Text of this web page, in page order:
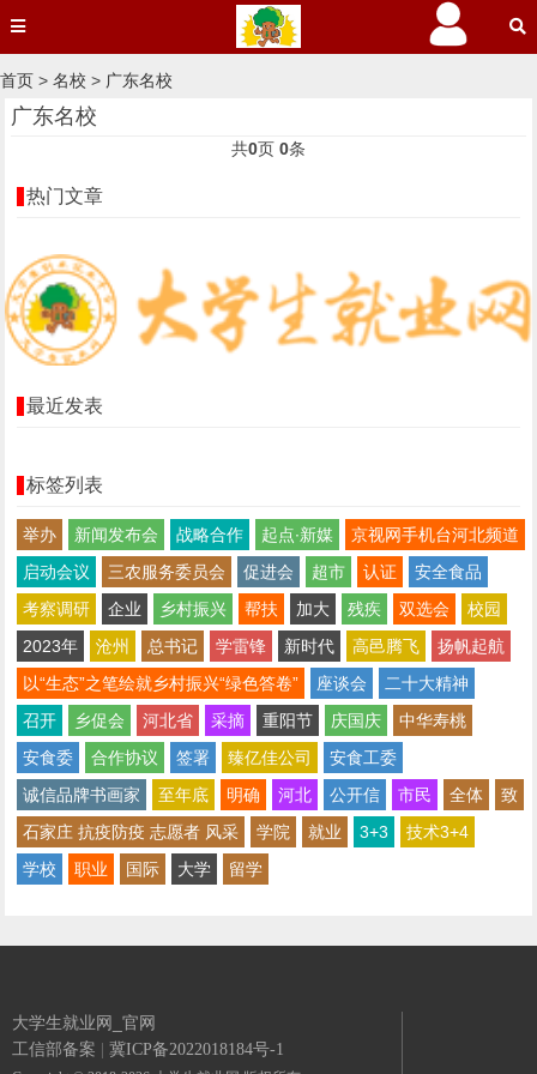
首页 > 名校 > 广东名校
广东名校
共0页 0条
热门文章
最近发表
标签列表
举办 新闻发布会 战略合作 起点∙新媒
京视网手机台河北频道
启动会议
三农服务委员会 促进会 超市 认证
安全食品
考察调研
企业 乡村振兴 帮扶 加大 残疾 双选会
校园
2023年
沧州 总书记 学雷锋 新时代 高邑腾飞
扬帆起航
以“生态”之笔绘就乡村振兴“绿色答卷”
座谈会
二十大精神
召开
乡促会 河北省 采摘 重阳节 庆国庆
中华寿桃
安食委
合作协议 签署 臻亿佳公司
安食工委
诚信品牌书画家
至年底 明确 河北 公开信 市民 全体
致
石家庄 抗疫防疫 志愿者 风采
学院 就业 3+3
技术3+4
学校
职业 国际 大学 留学
大学生就业网_官网
工信部备案 冀ICP备2022018184号-1